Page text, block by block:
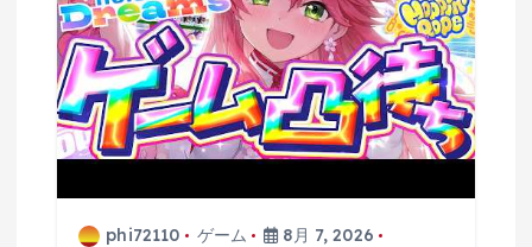
phi72110 ゲーム
8月 7, 2026